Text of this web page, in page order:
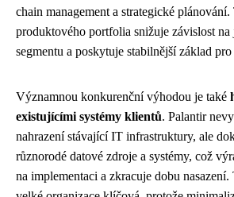
chain management a strategické
produktového portfolia snižuje závislost
segmentu a poskytuje stabilnější základ
Významnou konkurenční výhodou je také
existujícími systémy klientů. Palantir
nahrazení stávající IT infrastruktury, ale
různorodé datové zdroje a systémy, což
na implementaci a zkracuje dobu